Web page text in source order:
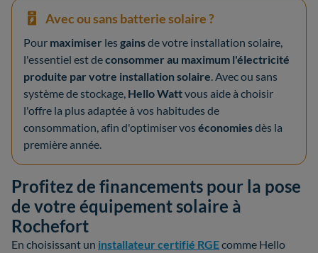
Avec ou sans batterie solaire ?
Pour maximiser lesgainsde votre installation solaire,
l'essentiel est deconsommer au maximum l'électricité
produite par votre installation solaire. Avec ou sans
système de stockage, Hello Wattvous aide à choisir
l'offre la plus adaptée à vos habitudes de
consommation, afin d'optimiser voséconomiesdès la
première année.
Profitez de financements pour la pose
de votre équipement solaire à
Rochefort
En choisissant un installateur certifié RGEcomme Hello